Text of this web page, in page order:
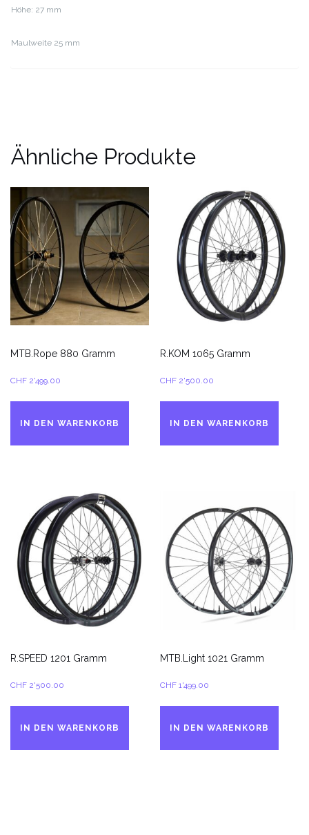
Höhe: 27 mm
Maulweite 25 mm
Ähnliche Produkte
MTB.Rope 880 Gramm
CHF 2'499.00
IN DEN WARENKORB
R.KOM 1065 Gramm
CHF 2'500.00
IN DEN WARENKORB
R.SPEED 1201 Gramm
CHF 2'500.00
IN DEN WARENKORB
MTB.Light 1021 Gramm
CHF 1'499.00
IN DEN WARENKORB